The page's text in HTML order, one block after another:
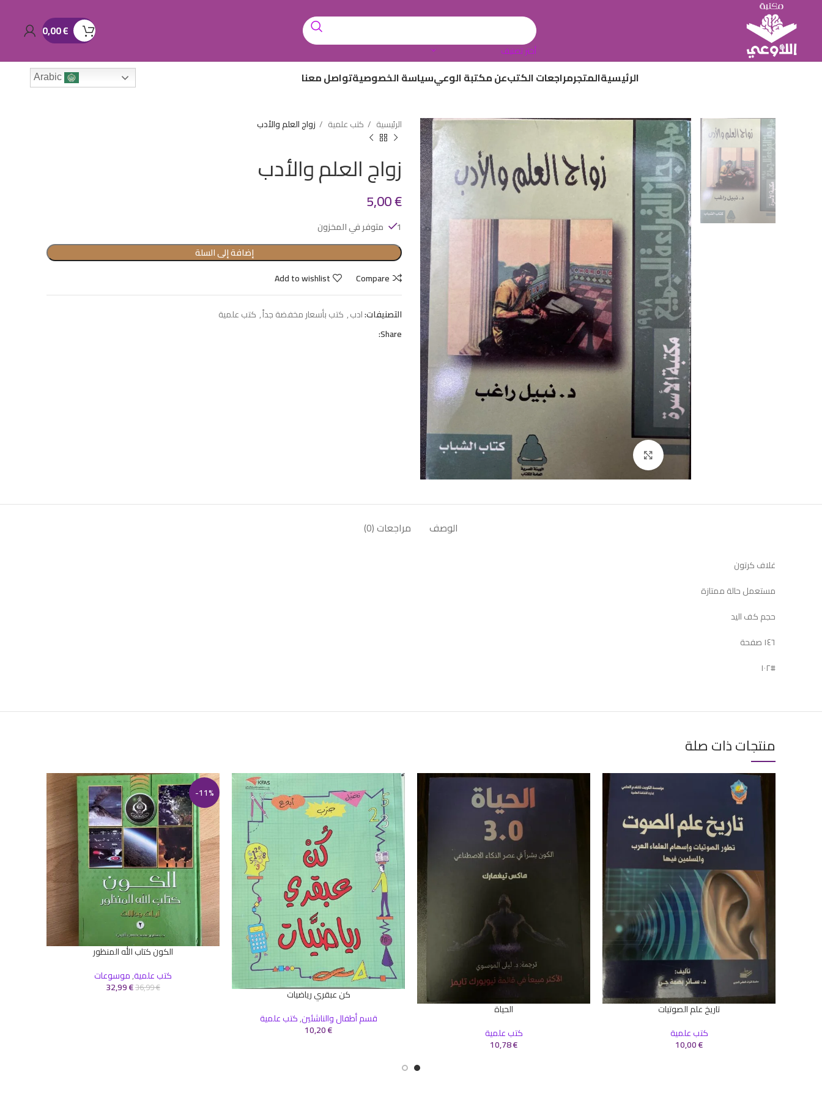
أختر تصنيف
0,00€
الرئيسيةالمتجرمراجعات الكتبعن مكتبة الوعيسياسة الخصوصيةتواصل معنا Arabic
Click to enlarge
الرئيسية كتب علمية زواج العلم والأدب
زواج العلم والأدب
5,00€
1 متوفر في المخزون
إضافة إلى السلة
Compare
Add to wishlist
التصنيفات:ادب, كتب بأسعار مخفضة جداً, كتب علمية
Share:
الوصف مراجعات (0)
غلاف كرتون
مستعمل حالة ممتازة
حجم كف اليد
١٤٦ صفحة
#١٠٢
منتجات ذات صلة
تاريخ علم الصوتيات
كتب علمية
10,00€
الحياة
كتب علمية
10,78€
كن عبقري رياضيات
قسم أطفال والناشئين,كتب علمية
10,20€
-11%
إضافة إلى السلةالكون كتاب الله المنظور
كتب علمية,موسوعات
36,99€
32,99€